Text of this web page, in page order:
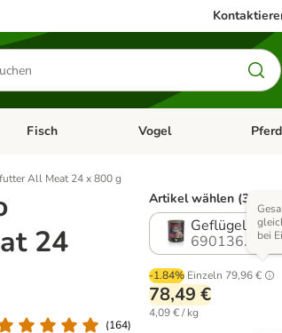
Hundefutter & Zubehör
Kategorie-Menü öffnen: Kleintier
Fisch Kategorie-Menü öffnen: Fisch
Vogel Pferd
All Meat 24 x 800 g
24
(164)
Artikel wählen (3
Geflügel pur
690136.1
-1.84% Einzeln 79,96 €
bei
78,49 €
4,09 € / kg